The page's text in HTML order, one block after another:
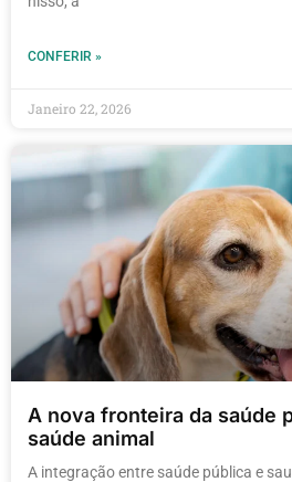
CONFERIR »
Janeiro 22, 2026
A nova fronteira da saúde
saúde animal
A integração entre saúde pública e